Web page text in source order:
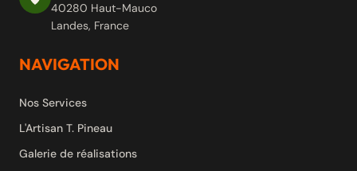
40280 Haut-Mauco
Landes, France
NAVIGATION
Nos Services
L'Artisan T. Pineau
Galerie de réalisations